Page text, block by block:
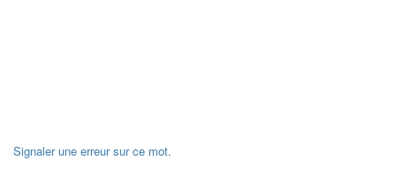
Signaler une erreur sur ce mot.